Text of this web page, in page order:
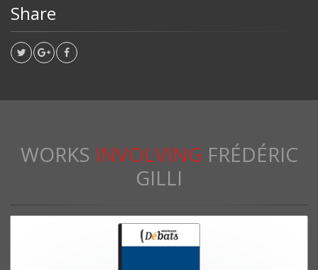
Share
WORKS INVOLVING FRÉDÉRIC
GILLI